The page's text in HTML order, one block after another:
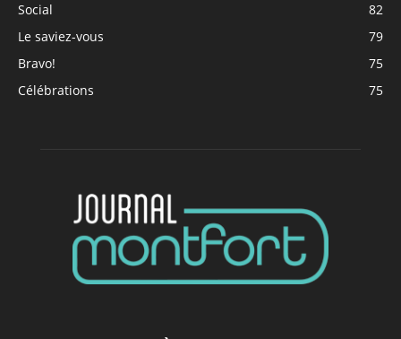
Social
82
Le saviez-vous
79
Bravo!
75
Célébrations
75